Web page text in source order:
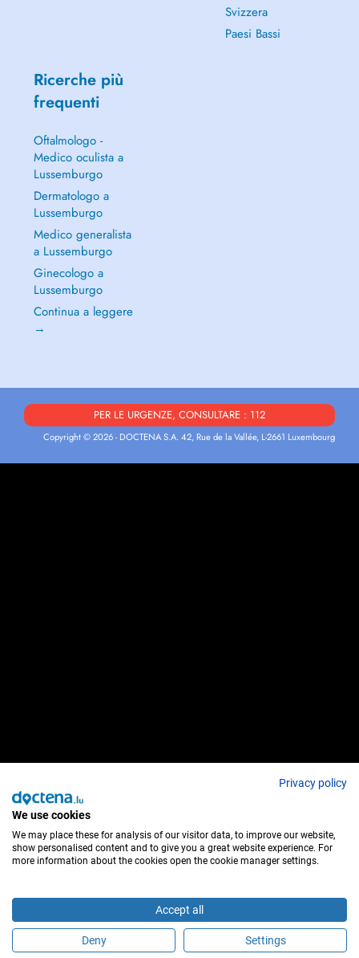
Sei questo medico?
Svizzera
Paesi Bassi
Ricerche più
frequenti
Oftalmologo -
Medico oculista a
Lussemburgo
Dermatologo a
Lussemburgo
Medico generalista
a Lussemburgo
Ginecologo a
Lussemburgo
Continua a leggere
→
PER LE URGENZE, CONSULTARE : 112
Copyright © 2026 - DOCTENA S.A. 42, Rue de la Vallée, L-2661 Luxembourg
Privacy policy
We use cookies
We may place these for analysis of our visitor data, to improve our website,
show personalised content and to give you a great website experience. For
more information about the cookies open the cookie manager settings.
Accept all
Deny Settings